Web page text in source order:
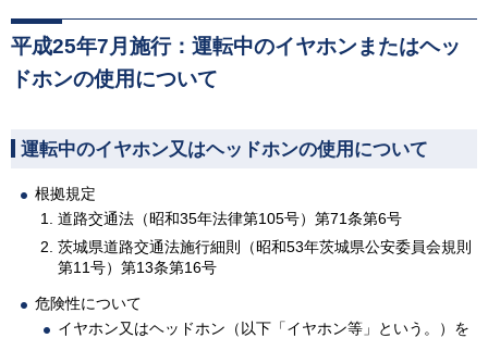
平成25年7月施行：運転中のイヤホンまたはヘッ
ドホンの使用について
運転中のイヤホン又はヘッドホンの使用について
根拠規定
道路交通法（昭和35年法律第105号）第71条第6号
茨城県道路交通法施行細則（昭和53年茨城県公安委員会規則
第11号）第13条第16号
危険性について
イヤホン又はヘッドホン（以下「イヤホン等」という。）を